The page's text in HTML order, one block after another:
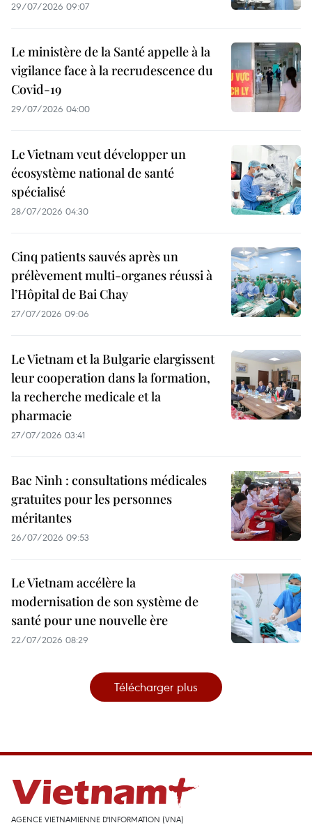
29/07/2026 09:07
Le ministère de la Santé appelle à la
vigilance face à la recrudescence du
Covid-19
29/07/2026 04:00
Le Vietnam veut développer un
écosystème national de santé
spécialisé
28/07/2026 04:30
Cinq patients sauvés après un
prélèvement multi-organes réussi à
l’Hôpital de Bai Chay
27/07/2026 09:06
Le Vietnam et la Bulgarie elargissent
leur cooperation dans la formation,
la recherche medicale et la
pharmacie
27/07/2026 03:41
Bac Ninh : consultations médicales
gratuites pour les personnes
méritantes
26/07/2026 09:53
Le Vietnam accélère la
modernisation de son système de
santé pour une nouvelle ère
22/07/2026 08:29
Télécharger plus
AGENCE VIETNAMIENNE D'INFORMATION (VNA)